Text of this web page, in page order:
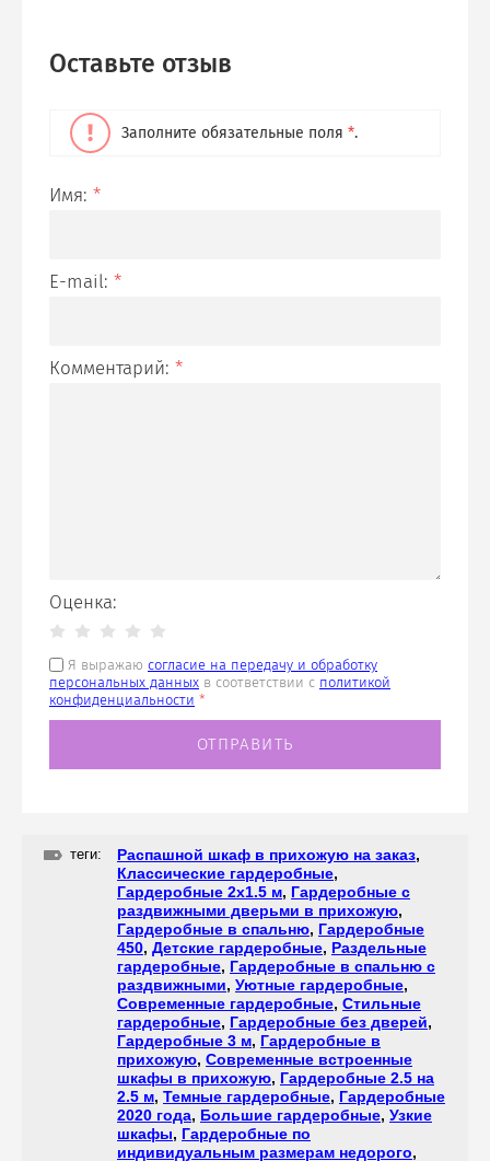
Оставьте отзыв
Заполните обязательные поля *.
Имя: *
E-mail: *
Комментарий: *
Оценка:
Я выражаю согласие на передачу и обработку
персональных данных в соответствии с политикой
конфиденциальности *
теги: Распашной шкаф в прихожую на заказ,
Классические гардеробные,
Гардеробные 2х1.5 м, Гардеробные с
раздвижными дверьми в прихожую,
Гардеробные в спальню, Гардеробные
450, Детские гардеробные, Раздельные
гардеробные, Гардеробные в спальню с
раздвижными, Уютные гардеробные,
Современные гардеробные, Стильные
гардеробные, Гардеробные без дверей,
Гардеробные 3 м, Гардеробные в
прихожую, Современные встроенные
шкафы в прихожую, Гардеробные 2.5 на
2.5 м, Темные гардеробные, Гардеробные
2020 года, Большие гардеробные, Узкие
шкафы, Гардеробные по
индивидуальным размерам недорого,